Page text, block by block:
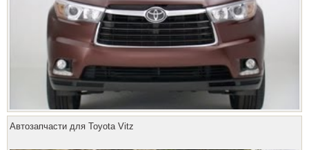
Автозапчасти для Toyota Vitz